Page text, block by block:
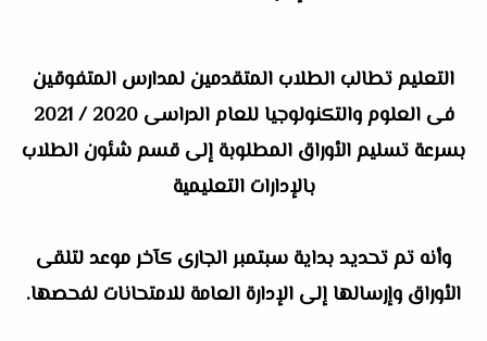
التعليم تطالب الطلاب المتقدمين لمدارس المتفوقين
فى العلوم والتكنولوجيا للعام الدراسى 2020 / 2021
بسرعة تسليم الأوراق المطلوبة إلى قسم شئون الطلاب
بالإدارات التعليمية
وأنه تم تحديد بداية سبتمبر الجارى كآخر موعد لتلقى
الأوراق وإرسالها إلى الإدارة العامة للامتحانات لفحصها.